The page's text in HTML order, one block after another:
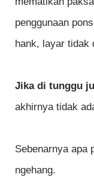
penggunaan
hank, layar tidak
Jika di tunggu
akhirnya tidak
Sebenarnya apa
ngehang.